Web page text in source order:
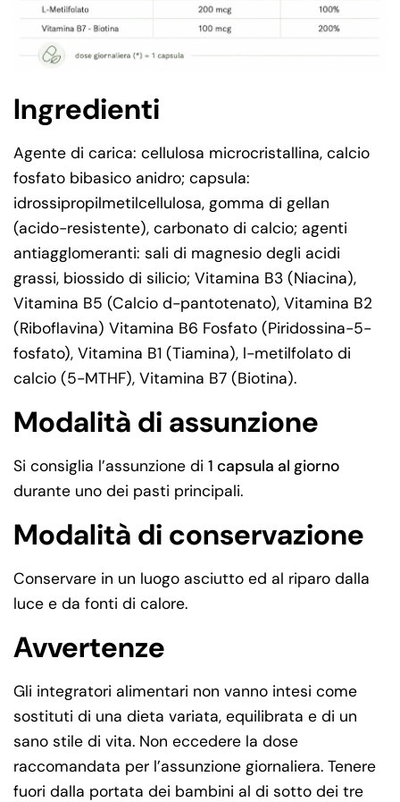
Ingredienti
Agente di carica: cellulosa microcristallina, calcio
fosfato bibasico anidro; capsula:
idrossipropilmetilcellulosa, gomma di gellan
(acido-resistente), carbonato di calcio; agenti
antiagglomeranti: sali di magnesio degli acidi
grassi, biossido di silicio; Vitamina B3 (Niacina),
Vitamina B5 (Calcio d-pantotenato), Vitamina B2
(Riboflavina) Vitamina B6 Fosfato (Piridossina-5-
fosfato), Vitamina B1 (Tiamina), l-metilfolato di
calcio (5-MTHF), Vitamina B7 (Biotina).
Modalità di assunzione
Si consiglia l’assunzione di 1 capsula al giorno
durante uno dei pasti principali.
Modalità di conservazione
Conservare in un luogo asciutto ed al riparo dalla
luce e da fonti di calore.
Avvertenze
Gli integratori alimentari non vanno intesi come
sostituti di una dieta variata, equilibrata e di un
sano stile di vita. Non eccedere la dose
raccomandata per l’assunzione giornaliera. Tenere
fuori dalla portata dei bambini al di sotto dei tre